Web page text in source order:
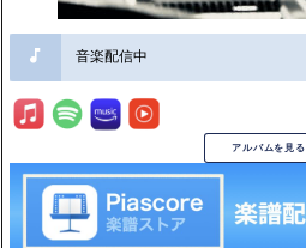
音楽配信中
アルバムを見る